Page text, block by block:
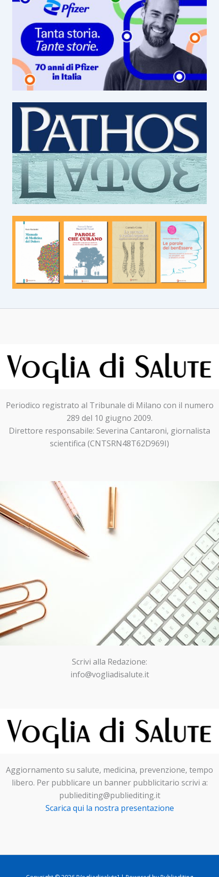
Periodico registrato al Tribunale di Milano con il numero
289 del 10 giugno 2009.
Direttore responsabile: Severina Cantaroni, giornalista
scientifica (CNTSRN48T62D969I)
Scrivi alla Redazione:
info@vogliadisalute.it
Aggiornamento su salute, medicina, prevenzione, tempo
libero. Per pubblicare un banner pubblicitario scrivi a:
publiediting@publiediting.it
Scarica qui la nostra presentazione